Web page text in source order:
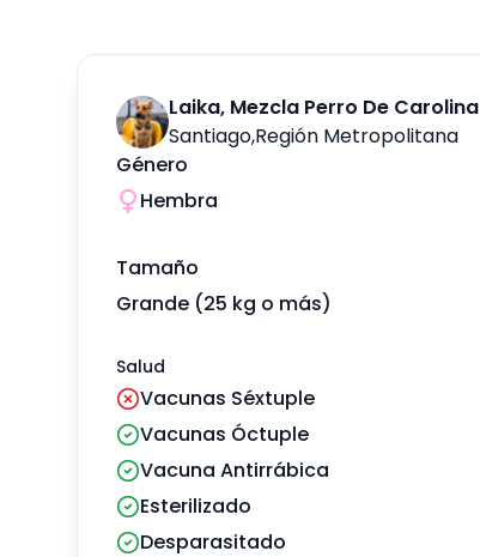
Laika, Mezcla Perro De Carolina
Santiago,Región Metropolitana
Género
Hembra
Tamaño
Grande (25 kg o más)
Salud
Vacunas Séxtuple
Vacunas Óctuple
Vacuna Antirrábica
Esterilizado
Desparasitado